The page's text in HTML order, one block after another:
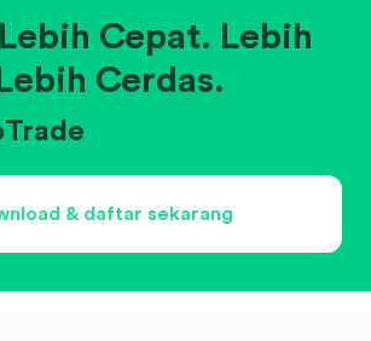
Cepat. Lebih
Cerdas.
& daftar sekarang